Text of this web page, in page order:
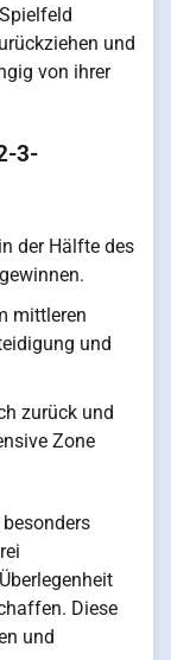
und
von ihrer
3-
der Hälfte des
mittleren
und
zurück und
Zone
Diese
und